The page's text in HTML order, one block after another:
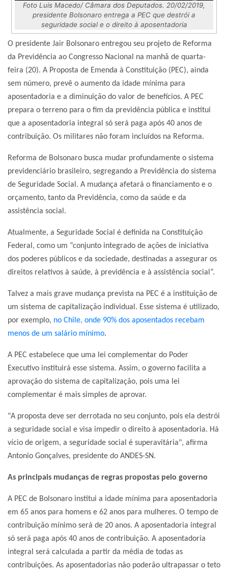
Foto Luis Macedo/ Câmara dos Deputados. 20/02/2019,
presidente Bolsonaro entrega a PEC que destrói a
seguridade social e o direito à aposentadoria
O presidente Jair Bolsonaro entregou seu projeto de Reforma
da Previdência ao Congresso Nacional na manhã de quarta-
feira (20). A Proposta de Emenda à Constituição (PEC), ainda
sem número, prevê o aumento da idade mínima para
aposentadoria e a diminuição do valor de benefícios. A PEC
prepara o terreno para o fim da previdência pública e institui
que a aposentadoria integral só será paga após 40 anos de
contribuição. Os militares não foram incluídos na Reforma.
Reforma de Bolsonaro busca mudar profundamente o sistema
previdenciário brasileiro, segregando a Previdência do sistema
de Seguridade Social. A mudança afetará o financiamento e o
orçamento, tanto da Previdência, como da saúde e da
assistência social.
Atualmente, a Seguridade Social é definida na Constituição
Federal, como um “conjunto integrado de ações de iniciativa
dos poderes públicos e da sociedade, destinadas a assegurar os
direitos relativos à saúde, à previdência e à assistência social”.
Talvez a mais grave mudança prevista na PEC é a instituição de
um sistema de capitalização individual. Esse sistema é utilizado,
por exemplo, no Chile, onde 90% dos aposentados recebam
menos de um salário mínimo.
A PEC estabelece que uma lei complementar do Poder
Executivo instituirá esse sistema. Assim, o governo facilita a
aprovação do sistema de capitalização, pois uma lei
complementar é mais simples de aprovar.
"A proposta deve ser derrotada no seu conjunto, pois ela destrói
a seguridade social e visa impedir o direito à aposentadoria. Há
vício de origem, a seguridade social é superavitária", afirma
Antonio Gonçalves, presidente do ANDES-SN.
As principais mudanças de regras propostas pelo governo
A PEC de Bolsonaro institui a idade mínima para aposentadoria
em 65 anos para homens e 62 anos para mulheres. O tempo de
contribuição mínimo será de 20 anos. A aposentadoria integral
só será paga após 40 anos de contribuição. A aposentadoria
integral será calculada a partir da média de todas as
contribuições. As aposentadorias não poderão ultrapassar o teto